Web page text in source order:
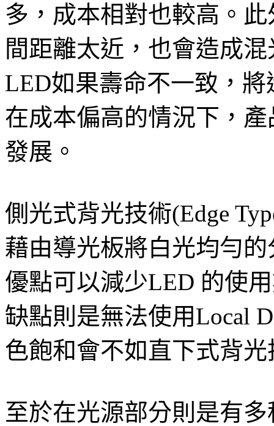
多，成本相對也較高。
間距離太近，也會造成
LED如果壽命不一致，
在成本偏高的情況下，
發展。
側光式背光技術(Edge
藉由導光板將白光均勻
優點可以減少LED 的使
缺點則是無法使用Local
色飽和會不如直下式背光
至於在光源部分則是有